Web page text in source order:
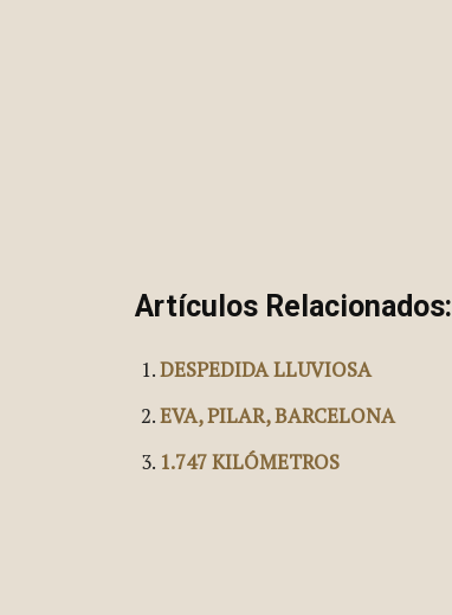
Artículos Relacionados:
DESPEDIDA LLUVIOSA
EVA, PILAR, BARCELONA
1.747 KILÓMETROS